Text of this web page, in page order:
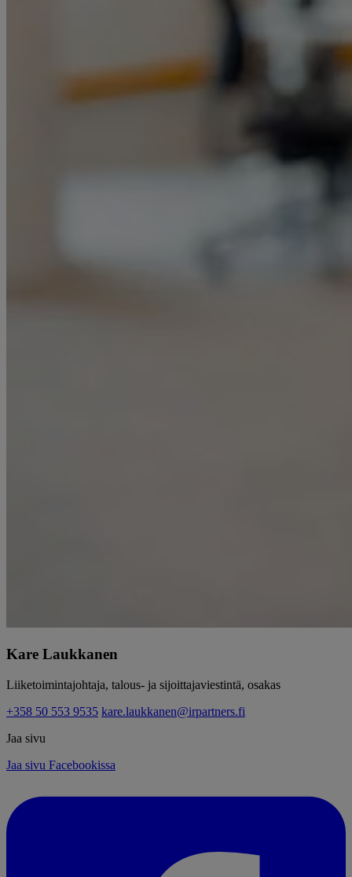
Kare Laukkanen
Liiketoimintajohtaja, talous- ja sijoittajaviestintä, osakas
+358 50 553 9535 kare.laukkanen@irpartners.fi
Jaa sivu
Jaa sivu Facebookissa